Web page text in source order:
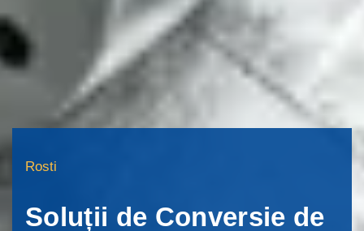
Rosti
Soluții de Conversie de